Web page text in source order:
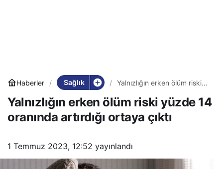
Haberler Sağlık
Yalnızlığın erken ölüm riski
ortaya çıktı
Yalnızlığın erken ölüm riski yüzde 14
oranında artırdığı ortaya çıktı
1 Temmuz 2023, 12:52 yayınlandı